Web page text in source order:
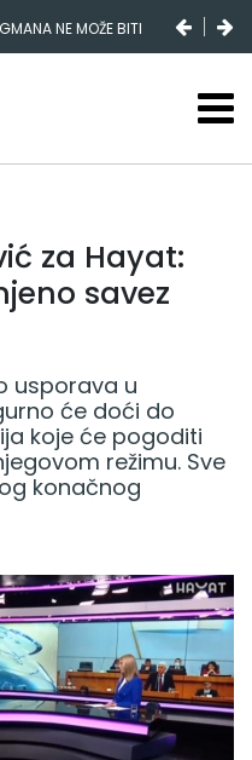
NOVAC OD AIR
PARLAMENTARNE
za Hayat:
savez
usporava u
će doći do
koje će pogoditi
režimu. Sve
konačnog